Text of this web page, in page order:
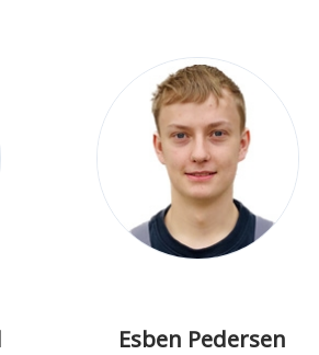
Esben Pedersen